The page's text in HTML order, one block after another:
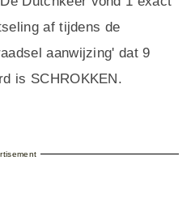
af tijdens de
aanwijzing' dat 9
is SCHROKKEN.